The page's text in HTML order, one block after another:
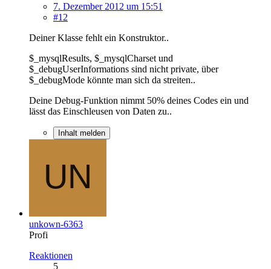
7. Dezember 2012 um 15:51
#12
Deiner Klasse fehlt ein Konstruktor..
$_mysqlResults, $_mysqlCharset und
$_debugUserInformations sind nicht private, über
$_debugMode könnte man sich da streiten..
Deine Debug-Funktion nimmt 50% deines Codes ein und
lässt das Einschleusen von Daten zu..
Inhalt melden
unkown-6363
Profi
Reaktionen
5